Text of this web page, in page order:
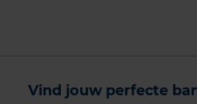
Vind jouw perfecte